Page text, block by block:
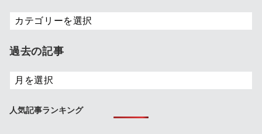
お
役
ち
グ
過去の記事
過
去
記
人気記事ランキング